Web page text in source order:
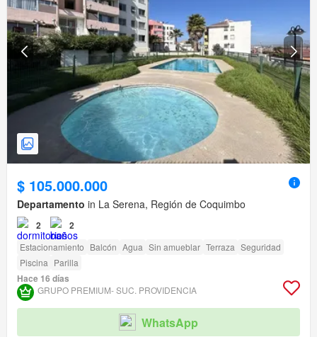
$ 105.000.000
Departamento in La Serena, Región de Coquimbo
2 2
Estacionamiento Balcón Agua Sin amueblar Terraza Seguridad
Piscina Parilla
Hace 16 días
GRUPO PREMIUM- SUC. PROVIDENCIA
WhatsApp